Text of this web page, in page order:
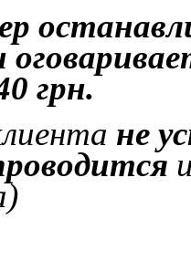
грн.
не